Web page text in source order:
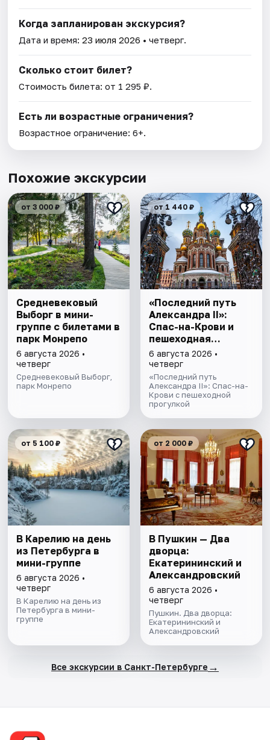
Когда запланирован экскурсия?
Дата и время:23 июля 2026 • четверг.
Сколько стоит билет?
Стоимость билета: от 1 295 ₽.
Есть ли возрастные ограничения?
Возрастное ограничение: 6+.
Похожие экскурсии
от 3 000 ₽
Cредневековый
Выборг в мини-
группе c билетами в
парк Монрепо
6 августа 2026 •
четверг
Средневековый Выборг,
парк Монрепо
от 1 440 ₽
«Последний путь
Александра II»:
Спас-на-Крови и
пешеходная
прогулка
6 августа 2026 •
четверг
«Последний путь
Александра II»: Спас-на-
Крови с пешеходной
прогулкой
от 5 100 ₽
В Карелию на день
из Петербурга в
мини-группе
6 августа 2026 •
четверг
В Карелию на день из
Петербурга в мини-
группе
от 2 000 ₽
В Пушкин — Два
дворца:
Екатерининский и
Александровский
6 августа 2026 •
четверг
Пушкин. Два дворца:
Екатерининский и
Александровский
Все экскурсии в Санкт-Петербурге →